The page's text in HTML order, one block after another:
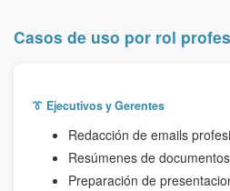
Casos de uso por rol
👔 Ejecutivos y Gerentes
Redacción de emails
Resúmenes de
Preparación de